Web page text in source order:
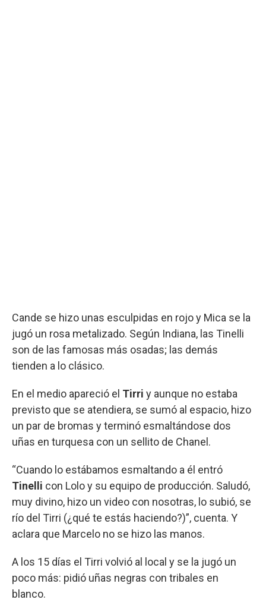
Cande se hizo unas esculpidas en rojo y Mica se la
jugó un rosa metalizado. Según Indiana, las Tinelli
son de las famosas más osadas; las demás
tienden a lo clásico.
En el medio apareció el Tirri y aunque no estaba
previsto que se atendiera, se sumó al espacio, hizo
un par de bromas y terminó esmaltándose dos
uñas en turquesa con un sellito de Chanel.
“Cuando lo estábamos esmaltando a él entró
Tinelli con Lolo y su equipo de producción. Saludó,
muy divino, hizo un video con nosotras, lo subió, se
río del Tirri (¿qué te estás haciendo?)”, cuenta. Y
aclara que Marcelo no se hizo las manos.
A los 15 días el Tirri volvió al local y se la jugó un
poco más: pidió uñas negras con tribales en
blanco.